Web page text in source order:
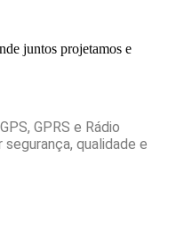
juntos projetamos e
GPRS e Rádio
qualidade e